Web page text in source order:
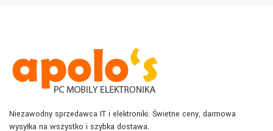
Niezawodny sprzedawca IT i elektroniki. Świetne ceny, darmowa
wysyłka na wszystko i szybka dostawa.